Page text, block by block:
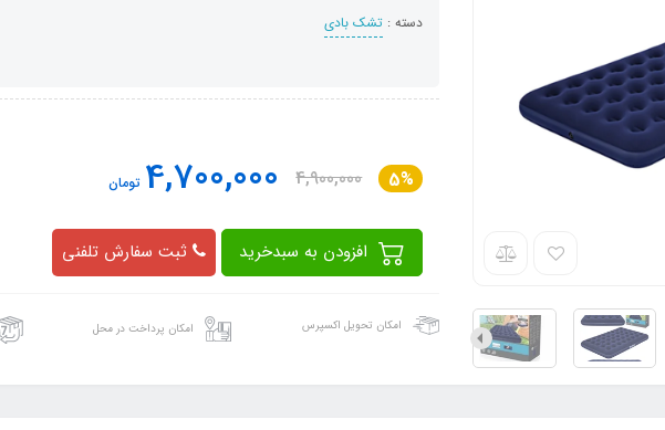
دسته : تشک بادی
5%
4,900,000
4,700,000 تومان
ثبت سفارش تلفنی
امکان تحویل اکسپرس امکان پرداخت در محل